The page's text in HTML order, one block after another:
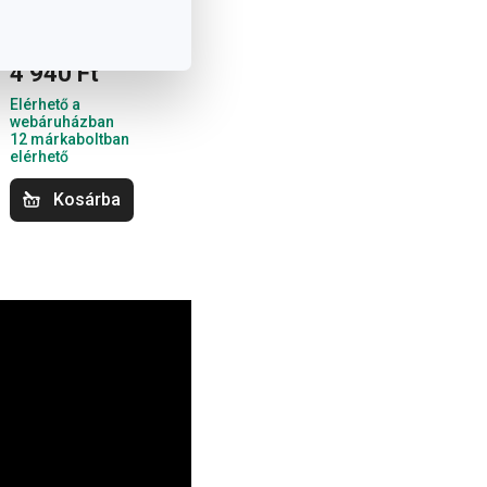
4 940 Ft
Elérhető a
webáruházban
12 márkaboltban
elérhető
Kosárba